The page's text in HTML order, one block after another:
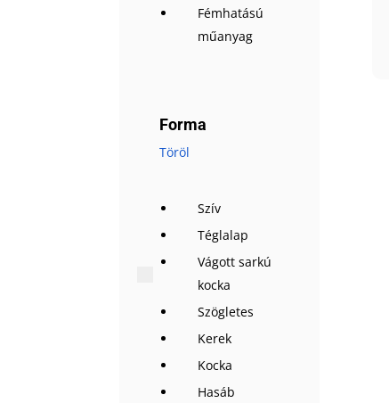
Fémhatású
műanyag
Forma
Töröl
Szív
Téglalap
Vágott sarkú
kocka
Szögletes
Kerek
Kocka
Hasáb